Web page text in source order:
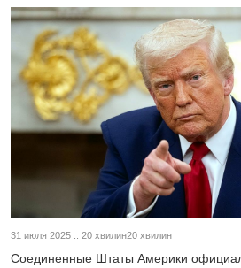
31 июля 2025 :: 20 хвилин20 хвилин
Соединенные Штаты Америки